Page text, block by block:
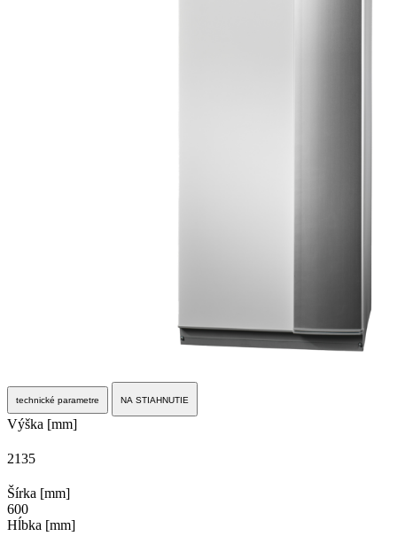
technické parametre NA STIAHNUTIE
Výška [mm]
2135
Šírka [mm]
600
Hĺbka [mm]